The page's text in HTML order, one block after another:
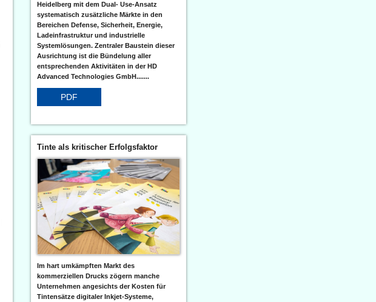
Heidelberg mit dem Dual- Use-Ansatz
systematisch zusätzliche Märkte in den
Bereichen Defense, Sicherheit, Energie,
Ladeinfrastruktur und industrielle
Systemlösungen. Zentraler Baustein dieser
Ausrichtung ist die Bündelung aller
entsprechenden Aktivitäten in der HD
Advanced Technologies GmbH.......
PDF
Tinte als kritischer Erfolgsfaktor
Im hart umkämpften Markt des
kommerziellen Drucks zögern manche
Unternehmen angesichts der Kosten für
Tintensätze digitaler Inkjet-Systeme,